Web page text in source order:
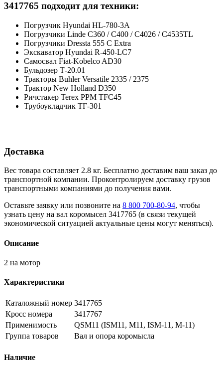
3417765 подходит для техники:
Погрузчик Hyundai HL-780-3A
Погрузчики Linde C360 / C400 / C4026 / C4535TL
Погрузчики Dressta 555 C Extra
Экскаватор Hyundai R-450-LC7
Cамосвал Fiat-Kobelco AD30
Бульдозер Т-20.01
Тракторы Buhler Versatile 2335 / 2375
Трактор New Holland D350
Ричстакер Terex PPM TFC45
Трубоукладчик ТГ-301
Доставка
Вес товара составляет 2.8 кг. Бесплатно доставим ваш заказ до
транспортной компании. Проконтролируем доставку грузов
транспортными компаниями до получения вами.
Оставьте заявку или позвоните на 8 800 700-80-94, чтобы
узнать цену на вал коромысел 3417765 (в связи текущей
экономической ситуацией актуальные цены могут меняться).
Описание
2 на мотор
Характеристики
Каталожный номер 3417765
Кросс номера
3417767
Применимость
QSM11 (ISM11, M11, ISM-11, M-11)
Группа товаров
Вал и опора коромысла
Наличие